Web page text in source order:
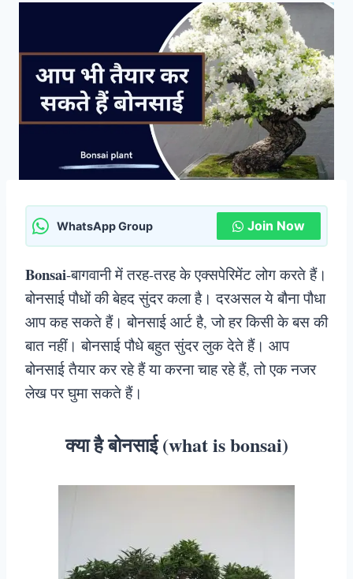
WhatsApp Group Join Now
Bonsai-बागवानी में तरह-तरह के एक्सपेरिमेंट लोग करते हैं।
बोनसाई पौधों की बेहद सुंदर कला है। दरअसल ये बौना पौधा
आप कह सकते हैं। बोनसाई आर्ट है, जो हर किसी के बस की
बात नहीं। बोनसाई पौधे बहुत सुंदर लुक देते हैं। आप
बोनसाई तैयार कर रहे हैं या करना चाह रहे हैं, तो एक नजर
लेख पर घुमा सकते हैं।
क्या है बोनसाई (what is bonsai)